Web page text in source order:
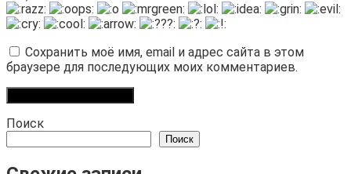
Сохранить моё имя, email и адрес сайта в этом
браузере для последующих моих комментариев.
Поиск
Поиск